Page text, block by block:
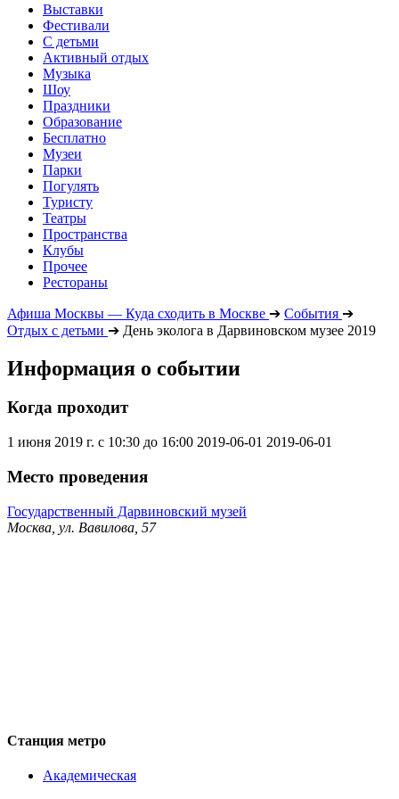
Выставки
Фестивали
С детьми
Активный отдых
Музыка
Шоу
Праздники
Образование
Бесплатно
Музеи
Парки
Погулять
Туристу
Театры
Пространства
Клубы
Прочее
Рестораны
Афиша Москвы — Куда сходить в Москве ➔ События ➔
Отдых с детьми ➔ День эколога в Дарвиновском музее 2019
Информация о событии
Когда проходит
1 июня 2019 г. с 10:30 до 16:00 2019-06-01 2019-06-01
Место проведения
Государственный Дарвиновский музей
Москва, ул. Вавилова, 57
Станция метро
Академическая